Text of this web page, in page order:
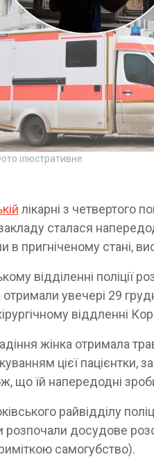
ілюстративне
лікарні з четвертого
сталася
в пригніченому стані,
відділенні поліції
отримали увечері 29
віддленні
жінка отримала
цієї пацієнтки,
що їй напередодні
райвідділу
розпочали досудове
самогубство).